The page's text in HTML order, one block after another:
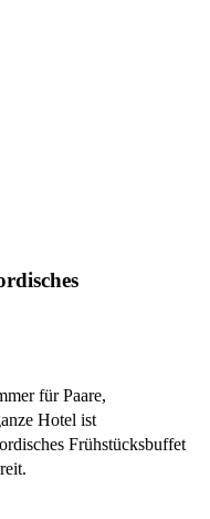
für Paare,
Hotel ist
Frühstücksbuffet